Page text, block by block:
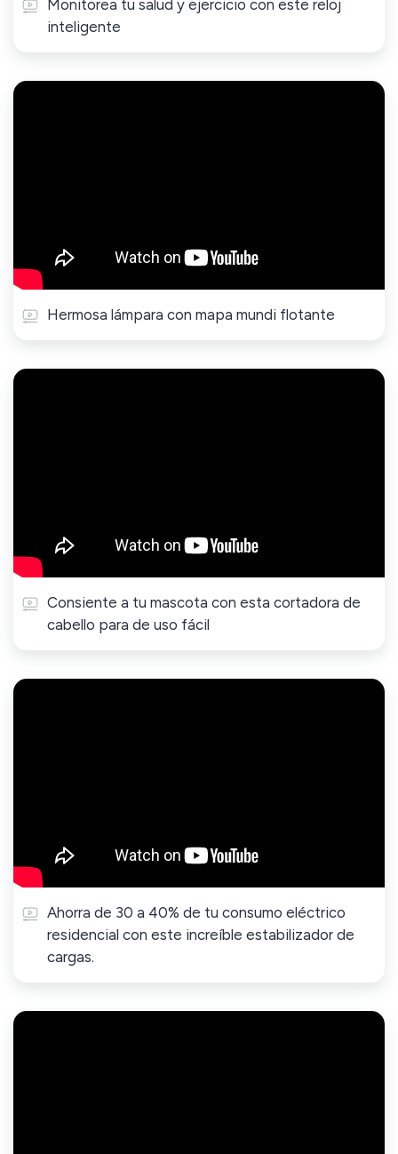
Monitorea tu salud y ejercicio con este reloj
inteligente
Hermosa lámpara con mapa mundi flotante
Consiente a tu mascota con esta cortadora de
cabello para de uso fácil
Ahorra de 30 a 40% de tu consumo eléctrico
residencial con este increíble estabilizador de
cargas.